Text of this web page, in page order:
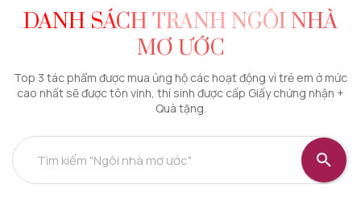
DANH SÁCH TRANH NGÔI NHÀ
MƠ ƯỚC
Top 3 tác phẩm được mua ủng hộ các hoạt động vì trẻ em ở mức
cao nhất sẽ được tôn vinh, thí sinh được cấp Giấy chứng nhận +
Quà tặng.
Tìm kiếm "Ngôi nhà mơ ước"